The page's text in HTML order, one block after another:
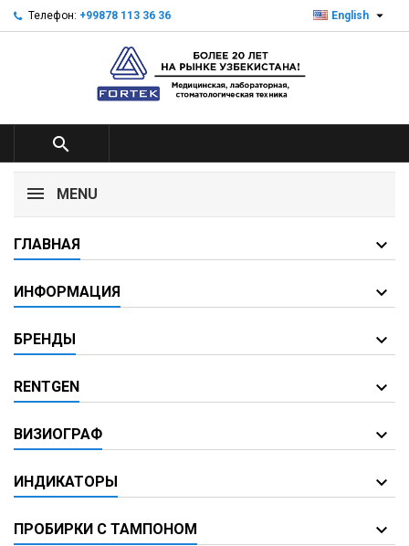
Телефон: +99878 113 36 36 English 

MENU
ГЛАВНАЯ
ИНФОРМАЦИЯ
БРЕНДЫ
RENTGEN
ВИЗИОГРАФ
ИНДИКАТОРЫ
ПРОБИРКИ С ТАМПОНОМ